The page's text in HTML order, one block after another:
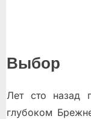
Выбор
Лет сто назад
глубоком